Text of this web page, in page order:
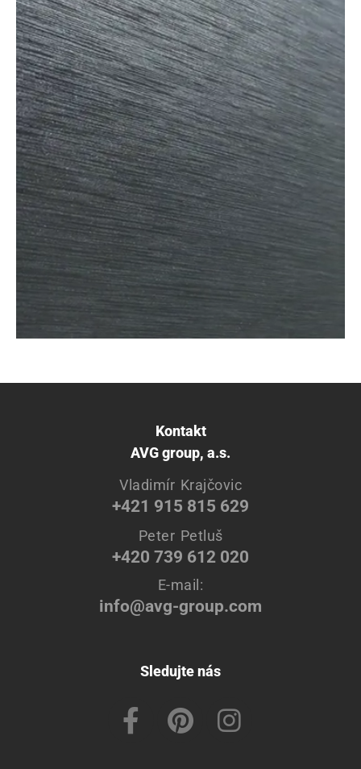
Kontakt
AVG group, a.s.
Vladimír Krajčovic
+421 915 815 629
Peter Petluš
+420 739 612 020
E-mail:
info@avg-group.com
Sledujte nás